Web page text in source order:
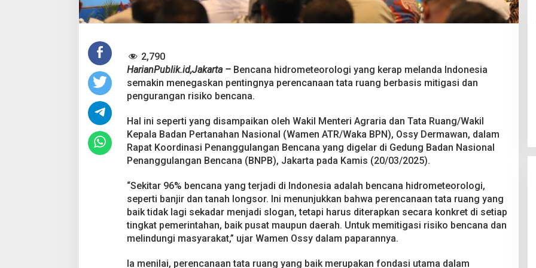
a
d
a
a
m
i
t
i
g
a
i
R
s
k
B
2,790
HarianPublik.id,Jakarta –Bencana hidrometeorologi yang kerap melanda Indonesia
semakin menegaskan pentingnya perencanaan tata ruang berbasis mitigasi dan
pengurangan risiko bencana.
Hal ini seperti yang disampaikan oleh Wakil Menteri Agraria dan Tata Ruang/Wakil
Kepala Badan Pertanahan Nasional (Wamen ATR/Waka BPN), Ossy Dermawan, dalam
Rapat Koordinasi Penanggulangan Bencana yang digelar di Gedung Badan Nasional
Penanggulangan Bencana (BNPB), Jakarta pada Kamis (20/03/2025).
“Sekitar 96% bencana yang terjadi di Indonesia adalah bencana hidrometeorologi,
seperti banjir dan tanah longsor. Ini menunjukkan bahwa perencanaan tata ruang yang
baik tidak lagi sekadar menjadi slogan, tetapi harus diterapkan secara konkret di setiap
tingkat pemerintahan, baik pusat maupun daerah. Untuk memitigasi risiko bencana dan
melindungi masyarakat,” ujar Wamen Ossy dalam paparannya.
Ia menilai, perencanaan tata ruang yang baik merupakan fondasi utama dalam
Pesta Pernikahan Berakhir
Miras